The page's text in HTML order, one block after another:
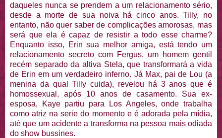
daqueles nunca se prendem a um relacionamento sério,
desde a morte de sua noiva há cinco anos. Tilly, no
entanto, não quer saber de complicações amorosas, mas
será que ela é capaz de resistir a todo esse charme?
Enquanto isso, Erin sua melhor amiga, está tendo um
relacionamento secreto com Fergus, um homem gentil
recém separado da altiva Stela, que transformará a vida
de Erin em um verdadeiro inferno. Já Max, pai de Lou (a
menina da qual Tilly cuida), revelou há 3 anos que é
homossexual, após 10 anos de casamento. Sua ex-
esposa, Kaye partiu para Los Angeles, onde trabalha
como atriz na serie do momento e é adorada pela mídia,
até que um acidente a transforma na pessoa mais odiada
do show bussines.